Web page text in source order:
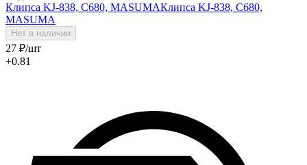
Клипса KJ-838, C680, MASUMAКлипса KJ-838, C680,
MASUMA
Нет в наличии
27 ₽/шт
+0.81